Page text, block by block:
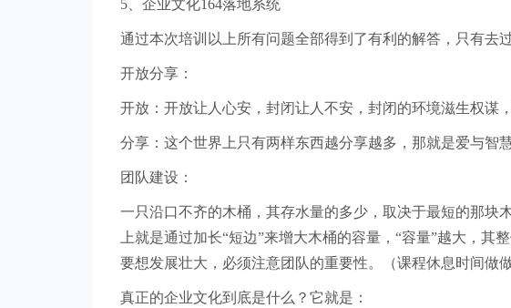
5、企业文化164落地系统
通过本次培训以上所有问题全部得到了有利的解答，只有去
开放分享：
开放：开放让人心安，封闭让人不安，封闭的环境滋生权谋
分享：这个世界上只有两样东西越分享越多，那就是爱与智
团队建设：
一只沿口不齐的木桶，其存水量的多少，取决于最短的那块
上就是通过加长“短边”来增大木桶的容量，“容量”越大，
要想发展壮大，必须注意团队的重要性。（课程休息时间做
真正的企业文化到底是什么？它就是：